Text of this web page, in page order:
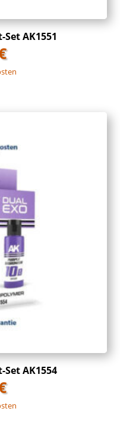
AK1551
AK1554